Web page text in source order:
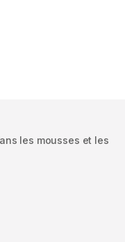
les mousses et les